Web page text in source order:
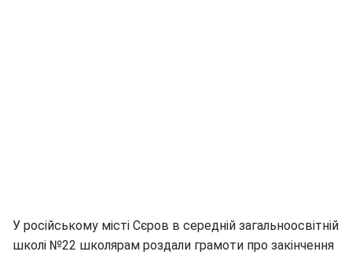
У російському місті Сєров в середній загальноосвітній
школі №22 школярам роздали грамоти про закінчення